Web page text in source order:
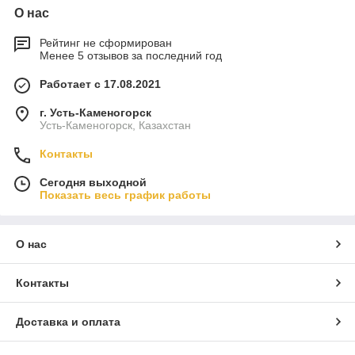
О нас
Рейтинг не сформирован
Менее 5 отзывов за последний год
Работает с 17.08.2021
г. Усть-Каменогорск
Усть-Каменогорск, Казахстан
Контакты
Сегодня выходной
Показать весь график работы
О нас
Контакты
Доставка и оплата